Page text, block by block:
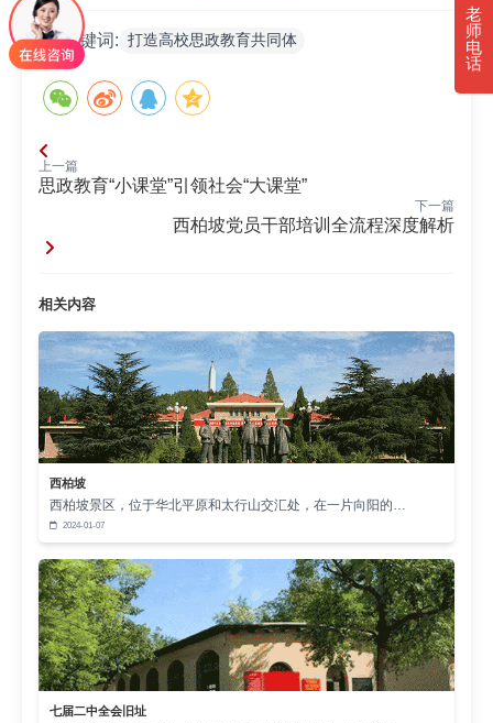
劲动力。
深化课程融合，打造教育学习共同体。通过“支部
+课程思政”联动育人合力，立足“为党育人、为国育
才”根本定位，坚持社会主义办学方向，以马克思主义
理论教育规律为遵循，创新构建课程思政育人学习共
同体。深化“一个中心、两个载体、三个课堂、四个结
合”融合学习共同体创新模式，即以立德树人为中心，
依托思政课程与课程思政两大载体，贯通理论课堂、
传授、显性教育与隐性教育、教师主导与学生主体、
传统优势与信息技术四个结合，系统推进专业教学与
思政元素的深度耦合。建立“双师型”精准育人机制，通
过思政课教师与专业群“1+N”结对共建，开发课程思政
资源库，使专业课程在守好“一段渠”的同时更好地实
现“种好责任田”的育人使命。
厚植文化底蕴，培育道德涵养共同体。通过“校园
文化+社会主义核心价值观”的深度融合来打造特色文
化育人品牌和氛围。大学阶段是学生成长成才的关键
时期，应着重引导学生深刻认识并肩负起新的文化使
命，激励他们积极成为社会主义核心价值观的坚定践
行者、中华优秀传统文化的热情传播者以及中华民族
现代文明的有力建设者，从而为强国建设、民族复兴
关键词: 打造高校思政教育共同体
上一篇
思政教育“小课堂”引领社会“大课堂”
下一篇
西柏坡党员干部培训全流程深度解析
相关内容
西柏坡
西柏坡景区，位于华北平原和太行山交汇处，在一片向阳的…
2024-01-07
七届二中全会旧址
老
师
电
话